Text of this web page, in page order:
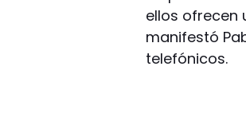
ellos ofrecen
manifestó
telefónicos.